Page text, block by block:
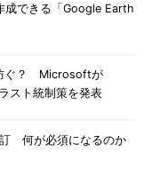
できる「Google Earth
ぐ？ Microsoftが
スト統制策を発表
何が必須になるのか